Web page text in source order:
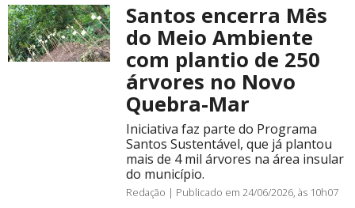
Santos encerra Mês
do Meio Ambiente
com plantio de 250
árvores no Novo
Quebra-Mar
Iniciativa faz parte do Programa
Santos Sustentável, que já plantou
mais de 4 mil árvores na área insular
do município.
Redação | Publicado em 24/06/2026, às 10h07